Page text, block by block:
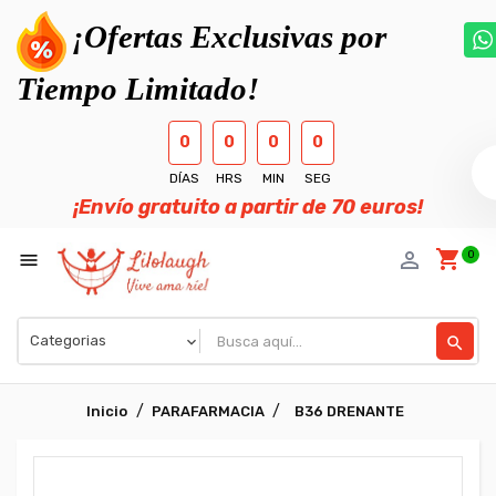
¡Ofertas Exclusivas por
Tiempo Limitado!
0
DÍAS
0
HRS
0
MIN
0
SEG
¡Envío gratuito a partir de 70 euros!
 shopping_cart 0
person_outline
search
Inicio PARAFARMACIA B36 DRENANTE